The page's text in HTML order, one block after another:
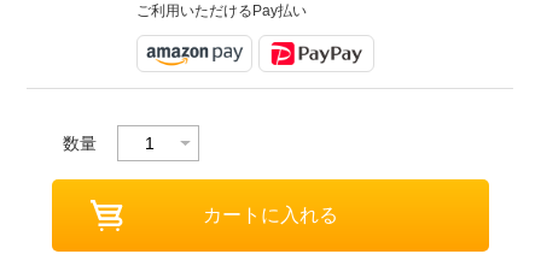
ご利用いただけるPay払い
数量